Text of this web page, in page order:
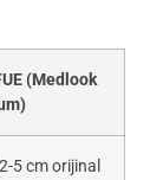
(Medlook
5 cm orijinal